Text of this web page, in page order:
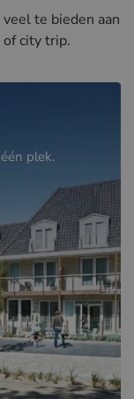
te bieden aan
city trip.
plek.